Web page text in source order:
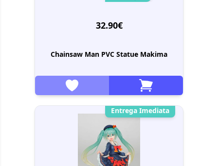
32.90€
Chainsaw Man PVC Statue Makima
Entrega Imediata